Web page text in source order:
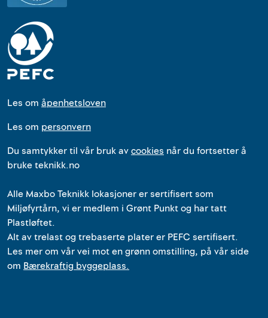
Les om åpenhetsloven
Les om personvern
Du samtykker til vår bruk avcookies når du fortsetter å
bruke teknikk.no
Alle Maxbo Teknikk lokasjonerersertifisert som
Miljøfyrtårn, vi er medlem i Grønt Punkt og har tatt
Plastløftet.
Alt av trelast og trebaserte plater er PEFC sertifisert.
Les mer om vår vei mot en grønn omstilling, på vår side
om Bærekraftig byggeplass.